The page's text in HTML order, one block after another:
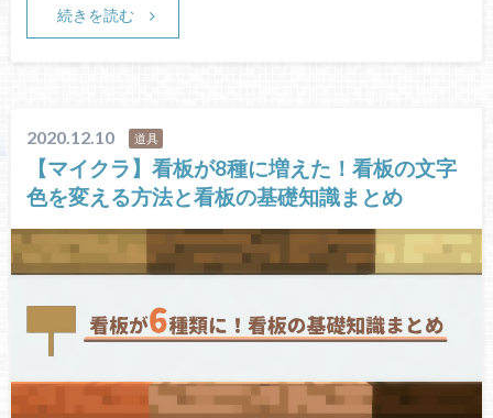
続きを読む
2020.12.10 道具
【マイクラ】看板が8種に増えた！看板の文字
色を変える方法と看板の基礎知識まとめ